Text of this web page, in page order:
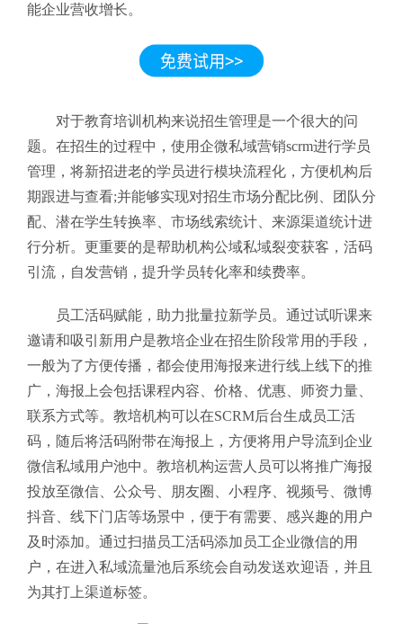
能企业营收增长。
对于教育培训机构来说招生管理是一个很大的问
题。在招生的过程中，使用企微私域营销scrm进行学员
管理，将新招进老的学员进行模块流程化，方便机构后
期跟进与查看;并能够实现对招生市场分配比例、团队分
配、潜在学生转换率、市场线索统计、来源渠道统计进
行分析。更重要的是帮助机构公域私域裂变获客，活码
引流，自发营销，提升学员转化率和续费率。
员工活码赋能，助力批量拉新学员。通过试听课来
邀请和吸引新用户是教培企业在招生阶段常用的手段，
一般为了方便传播，都会使用海报来进行线上线下的推
广，海报上会包括课程内容、价格、优惠、师资力量、
联系方式等。教培机构可以在SCRM后台生成员工活
码，随后将活码附带在海报上，方便将用户导流到企业
微信私域用户池中。教培机构运营人员可以将推广海报
投放至微信、公众号、朋友圈、小程序、视频号、微博
抖音、线下门店等场景中，便于有需要、感兴趣的用户
及时添加。通过扫描员工活码添加员工企业微信的用
户，在进入私域流量池后系统会自动发送欢迎语，并且
为其打上渠道标签。